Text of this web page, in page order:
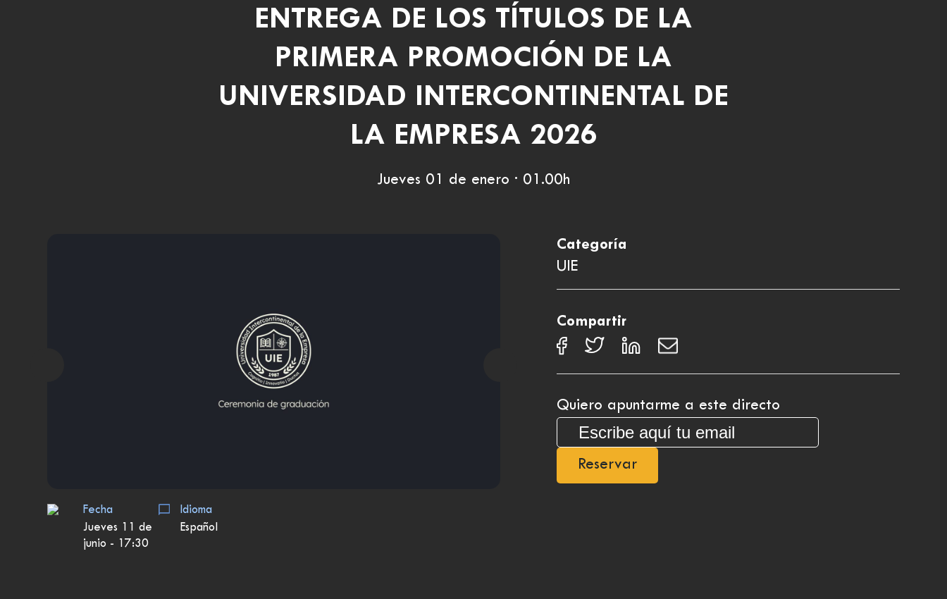
ENTREGA DE LOS TÍTULOS DE LA
PRIMERA PROMOCIÓN DE LA
UNIVERSIDAD INTERCONTINENTAL DE
LA EMPRESA 2026
Jueves 01 de enero · 01.00h
Fecha
Jueves 11 de
junio - 17:30
Idioma
Español
Categoría
UIE
Compartir
Quiero apuntarme a este directo
Reservar